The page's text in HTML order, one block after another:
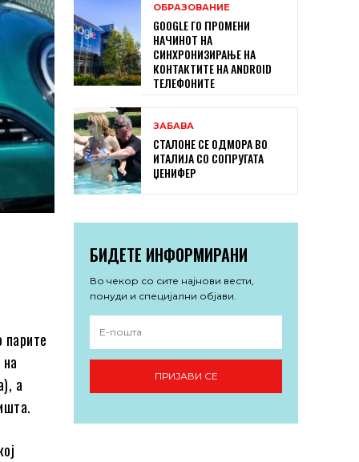
а
ОБРАЗОВАНИЕ
GOOGLE ГО ПРОМЕНИ
НАЧИНОТ НА
СИНХРОНИЗИРАЊЕ НА
КОНТАКТИТЕ НА ANDROID
ТЕЛЕФОНИТЕ
ЗАБАВА
СТАЛОНЕ СЕ ОДМОРА ВО
ИТАЛИЈА СО СОПРУГАТА
ЏЕНИФЕР
БИДЕТЕ ИНФОРМИРАНИ
Во чекор со сите најнови вести,
понуди и специјални објави.
ПРИЈАВИ СЕ